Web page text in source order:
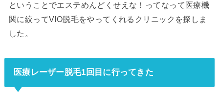
ということでエステめんどくせえな！ってなって医療機
関に絞ってVIO脱毛をやってくれるクリニックを探しま
した。
医療レーザー脱毛1回目に行ってきた